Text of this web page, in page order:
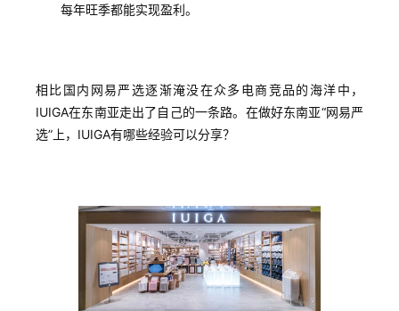
每年旺季都能实现盈利。
相比国内网易严选逐渐淹没在众多电商竞品的海洋中，
IUIGA在东南亚走出了自己的一条路。在做好东南亚“网易严
选”上，IUIGA有哪些经验可以分享？